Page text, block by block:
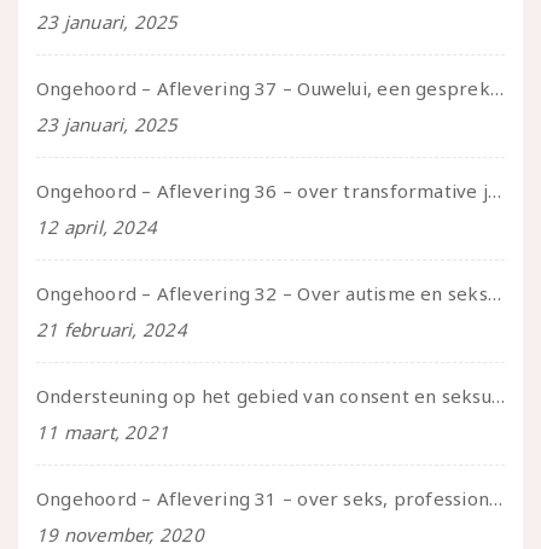
23 januari, 2025
Ongehoord – Aflevering 37 – Ouwelui, een gesprek met non over seksualiteit, transitie en ageism
23 januari, 2025
Ongehoord – Aflevering 36 – over transformative justice – in gesprek met Ella en carson
12 april, 2024
Ongehoord – Aflevering 32 – Over autisme en seksualiteit – in gesprek met Roos Reijbroek
21 februari, 2024
Ondersteuning op het gebied van consent en seksualiteit
11 maart, 2021
Ongehoord – Aflevering 31 – over seks, professioneel en persoonlijk, een gesprek met Marije
19 november, 2020